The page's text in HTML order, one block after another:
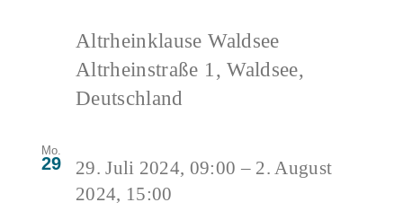
Altrheinklause Waldsee
Altrheinstraße 1, Waldsee,
Deutschland
Mo.
29 29. Juli 2024, 09:00 – 2. August
2024, 15:00